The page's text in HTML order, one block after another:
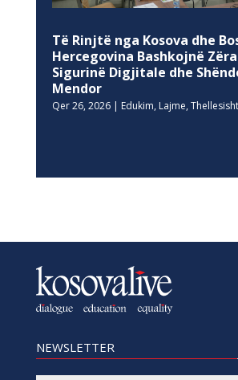
Të Rinjtë nga Kosova dhe
Hercegovina Bashkojnë
Sigurinë Digjitale dhe
Mendor
Qer 26, 2026| Edukim, Lajme, Thellesisht
NEWSLETTER